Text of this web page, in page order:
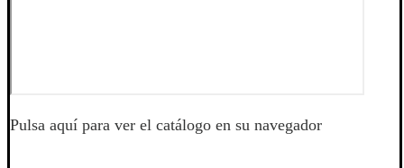
Pulsa aquí para ver el catálogo en su navegador